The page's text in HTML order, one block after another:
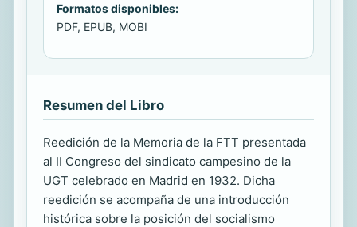
Formatos disponibles:
PDF, EPUB, MOBI
Resumen del Libro
Reedición de la Memoria de la FTT presentada
al II Congreso del sindicato campesino de la
UGT celebrado en Madrid en 1932. Dicha
reedición se acompaña de una introducción
histórica sobre la posición del socialismo